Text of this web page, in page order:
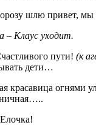
шлю привет, мы
– Клаус уходит.
пути! (к
дети…
красавица огнями
Елочка!